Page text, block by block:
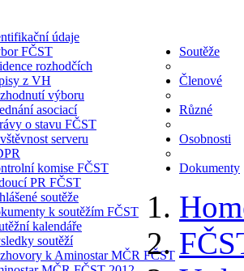
údaje
FČST
rozhodčích
z VH
výboru
asociací
o stavu FČST
serveru
komise FČST
PR FČST
Soutěže
soutěže
k soutěžím FČST
kalendáře
soutěží
k Aminostar MČR FČST
Členové
Různé
Osobnosti
Dokumenty